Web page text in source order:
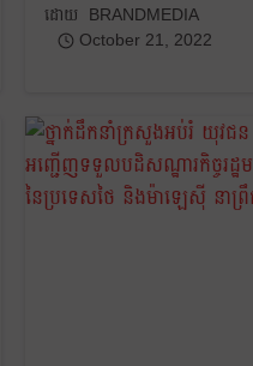
BRANDMEDIA
October 21, 2022